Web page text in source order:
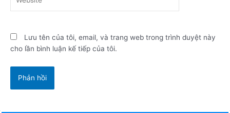
Lưu tên của tôi, email, và trang web trong trình duyệt này
cho lần bình luận kế tiếp của tôi.